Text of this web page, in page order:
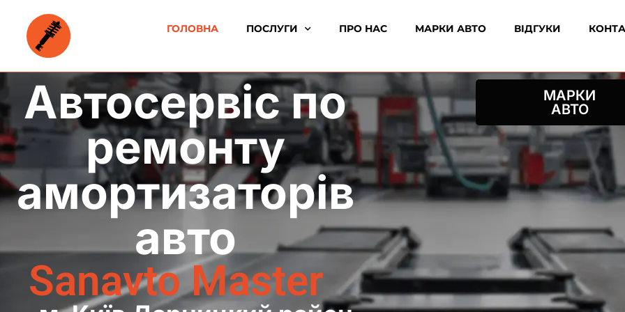
ГОЛОВНА ПОСЛУГИ ПРО НАС МАРКИ АВТО ВІДГУКИ
Автосервіс по
ремонту
амортизаторів
авто
Sanavto Master
МАРКИ
АВТО